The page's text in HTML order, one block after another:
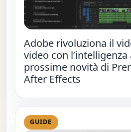
Adobe rivoluziona il
video con
prossime novità di
After Effects
GUIDE